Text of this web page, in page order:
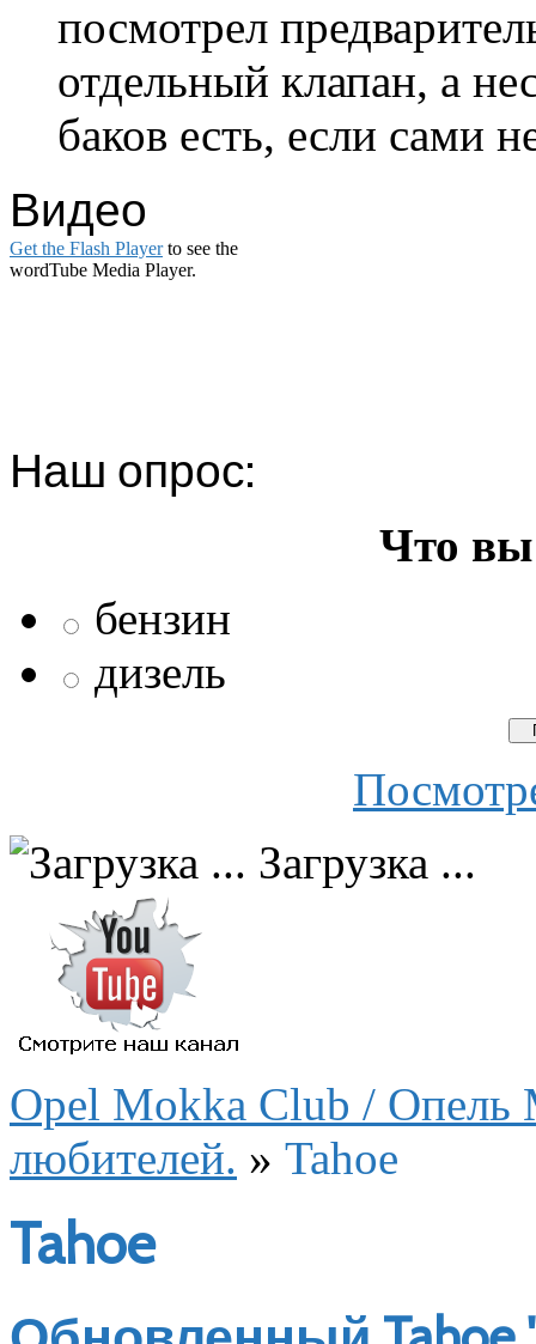
посмотрел
отдельный клапан, а
баков есть, если сами
Видео
Get the Flash Playerto see the
wordTube Media Player.
Наш опрос:
Что вы
бензин
дизель
Загрузка ...
Opel Mokka Club / Опель
любителей. » Tahoe
Tahoe